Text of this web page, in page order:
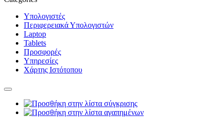
Υπολογιστές
Περιφερειακά Υπολογιστών
Laptop
Tablets
Προσφορές
Υπηρεσίες
Χάρτης Ιστότοπου